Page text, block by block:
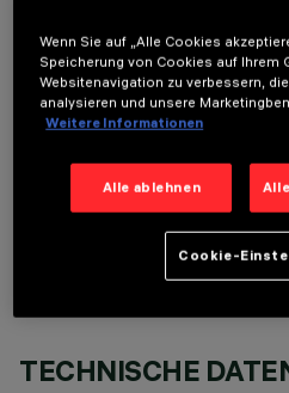
OPTIONALE
TECHNISCHE
Wenn Sie auf „Alle Cookies
Speicherung von Cookies auf Ihrem
Websitenavigation zu verbessern,
analysieren und unsere
Weitere Informationen
Alle ablehnen
Cookie-